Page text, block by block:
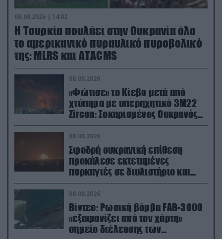
08.08.2026 | 14:02
Η Τουρκία πουλάει στην Ουκρανία όλο
το αμερικανικό πυραυλικό πυροβολικό
της: MLRS και ΑΤΑCMS
08.08.2026
«Φώτισε» το Κίεβο μετά από
χτύπημα με υπερηχητικό 3M22
Zircon: Σοκαρισμένος Ουκρανός
κατέγραψε τη στιγμή (βίντεο)
08.08.2026
Σφοδρή ουκρανική επίθεση
προκάλεσε εκτεταμένες
πυρκαγιές σε διυλιστήριο και
υποδομές της ρωσικής Rosneft
(βίντεο)
08.08.2026
Βίντεο: Ρωσική βόμβα FAB-3000
«εξαφανίζει από τον χάρτη»
σημείο διέλευσης των